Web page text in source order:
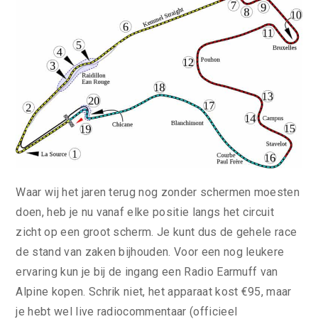
Waar wij het jaren terug nog zonder schermen moesten
doen, heb je nu vanaf elke positie langs het circuit
zicht op een groot scherm. Je kunt dus de gehele race
de stand van zaken bijhouden. Voor een nog leukere
ervaring kun je bij de ingang een Radio Earmuff van
Alpine kopen. Schrik niet, het apparaat kost €95, maar
je hebt wel live radiocommentaar (officieel